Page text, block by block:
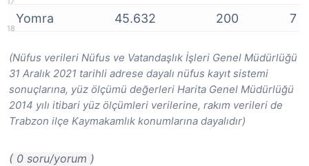
Yomra
45.632 200 7
(Nüfus verileri Nüfus ve Vatandaşlık İşleri Genel Müdürlüğü
31 Aralık 2021 tarihli adrese dayalı nüfus kayıt sistemi
sonuçlarına, yüz ölçümü değerleri Harita Genel Müdürlüğü
2014 yılı itibari yüz ölçümleri verilerine, rakım verileri de
Trabzon ilçe Kaymakamlık konumlarına dayalıdır)
( 0 soru/yorum )